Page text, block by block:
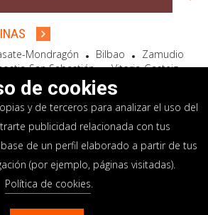
Mondragón Bilbao
Zamudio
San Sebastián
Vitoria-Gasteiz
El Astillero Bidart
SOCIAL
7 Arrasate-Mondragón
GIPUZKOA – SPAIN
84 14 14
de cookies
y de terceros para analizar el uso del
publicidad relacionada con tus
de un perfil elaborado a partir de tus
(por ejemplo, páginas visitadas).
Política de cookies.